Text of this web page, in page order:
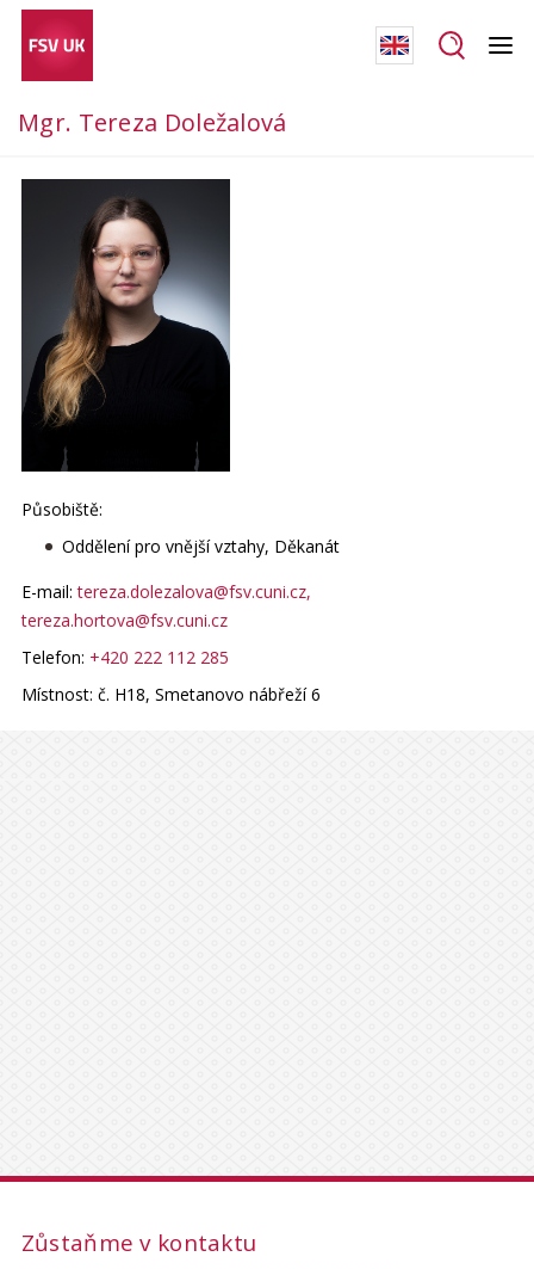
Mgr. Tereza Doležalová
Působiště:
Oddělení pro vnější vztahy, Děkanát
E-mail:tereza.dolezalova@fsv.cuni.cz,
tereza.hortova@fsv.cuni.cz
Telefon: +420 222 112 285
Místnost: č. H18, Smetanovo nábřeží 6
Zůstaňme v kontaktu